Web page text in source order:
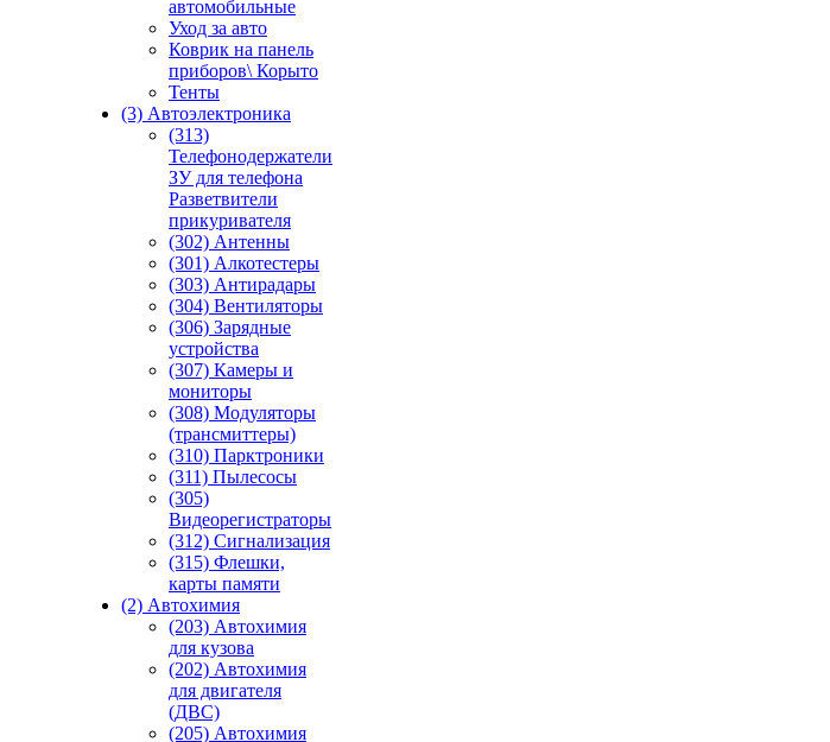
автомобильные
Уход за авто
Коврик на панель
приборов\ Корыто
Тенты
(3) Автоэлектроника
(313)
Телефонодержатели
ЗУ для телефона
Разветвители
прикуривателя
(302) Антенны
(301) Алкотестеры
(303) Антирадары
(304) Вентиляторы
(306) Зарядные
устройства
(307) Камеры и
мониторы
(308) Модуляторы
(трансмиттеры)
(310) Парктроники
(311) Пылесосы
(305)
Видеорегистраторы
(312) Сигнализация
(315) Флешки,
карты памяти
(2) Автохимия
(203) Автохимия
для кузова
(202) Автохимия
для двигателя
(ДВС)
(205) Автохимия